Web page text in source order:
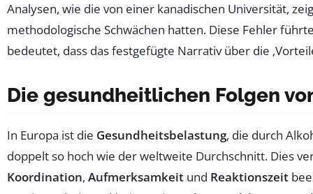
Analysen, wie die von einer kanadischen Universität,
methodologische Schwächen hatten. Diese Fehler
bedeutet, dass das festgefügte Narrativ über die
Die gesundheitlichen Folgen
In Europa ist die Gesundheitsbelastung, die durch
doppelt so hoch wie der weltweite Durchschnitt. Dies
Koordination, Aufmerksamkeit und Reaktionszeit